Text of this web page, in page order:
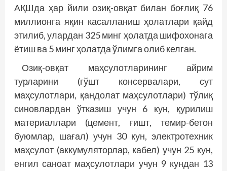
АҚШда ҳар йили озиқ-овқат билан боғлиқ 76
миллионга яқин касалланиш ҳолатлари қайд
этилиб, улардан 325 минг ҳолатда шифохонага
ётиш ва 5 минг ҳолатда ўлимга олиб келган.
Озиқ-овқат маҳсулотларининг айрим
турларини (гўшт консервалари, сут
маҳсулотлари, қандолат маҳсулотлари) тўлиқ
синовлардан ўтказиш учун 6 кун, қурилиш
материаллари (цемент, ғишт, темир-бетон
буюмлар, шағал) учун 30 кун, электротехник
маҳсулот (аккумуляторлар, кабел) учун 25 кун,
енгил саноат маҳсулотлари учун 9 кундан 13